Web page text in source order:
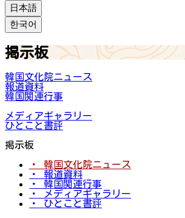
日本語
한국어
掲示板
韓国文化院ニュース
報道資料
韓国関連行事
メディアギャラリー
ひとこと書評
掲示板
・ 韓国文化院ニュース
・ 報道資料
・ 韓国関連行事
・ メディアギャラリー
・ ひとこと書評